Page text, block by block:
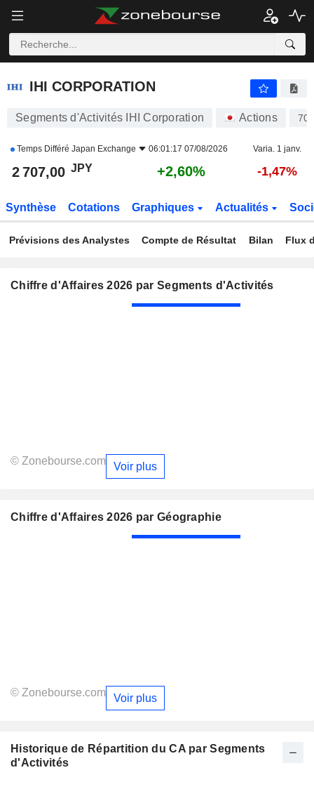
IHI CORPORATION
IHI CORPORATION
Segments d'Activités IHI Corporation Actions
Temps Différé Japan Exchange 06:01:17 07/08/2026 Varia. 1 janv.
2 707,00 JPY +2,60% -1,47%
Synthèse Cotations Graphiques Actualités
Prévisions des Analystes Compte de Résultat Bilan Flux
Chiffre d'Affaires 2026 par Segments d'Activités
© Zonebourse.com Voir plus
Chiffre d'Affaires 2026 par Géographie
© Zonebourse.com Voir plus
Historique de Répartition du CA par Segments
d'Activités